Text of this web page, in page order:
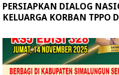
PERSIAPKAN DIALOG
KELUARGA KORBAN TPPO